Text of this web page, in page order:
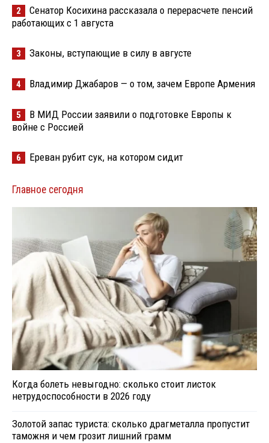
2
Сенатор Косихина рассказала о перерасчете пенсий
работающих с 1 августа
3 Законы, вступающие в силу в августе
4 Владимир Джабаров — о том, зачем Европе Армения
5
В МИД России заявили о подготовке Европы к
войне с Россией
6 Ереван рубит сук, на котором сидит
Главное сегодня
Когда болеть невыгодно: сколько стоит листок
нетрудоспособности в 2026 году
Золотой запас туриста: сколько драгметалла пропустит
таможня и чем грозит лишний грамм